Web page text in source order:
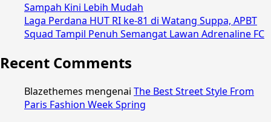
Sampah Kini Lebih Mudah
Laga Perdana HUT RI ke-81 di Watang Suppa, APBT
Squad Tampil Penuh Semangat Lawan Adrenaline FC
Recent Comments
Blazethemes mengenai The Best Street Style From
Paris Fashion Week Spring